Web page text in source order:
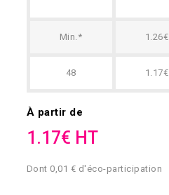
Min.* 1.26€
48 1.17€
À partir de
1.17€ HT
Dont 0,01 € d'éco-participation